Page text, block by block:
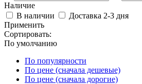
Наличие
В наличии
Доставка 2-3 дня
Применить
Сортировать:
По умолчанию
По популярности
По цене (сначала дешевые)
По цене (сначала дорогие)